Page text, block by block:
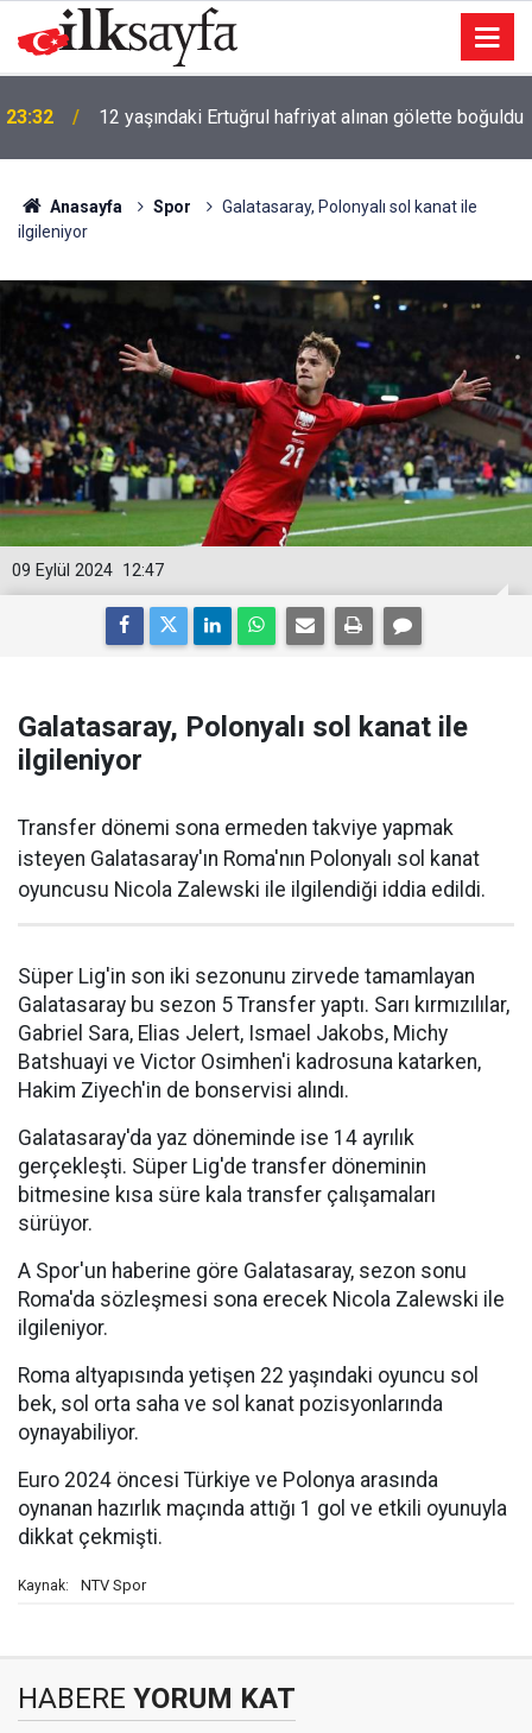
23:11 Uludağ'da çıkan orman yangınına müdahale sürüyor
Anasayfa Spor
Galatasaray, Polonyalı sol kanat ile
ilgileniyor
12:47
09 Eylül 2024
Galatasaray, Polonyalı sol kanat ile
ilgileniyor
Transfer dönemi sona ermeden takviye yapmak
isteyen Galatasaray'ın Roma'nın Polonyalı sol kanat
oyuncusu Nicola Zalewski ile ilgilendiği iddia edildi.
Süper Lig'in son iki sezonunu zirvede tamamlayan
Galatasaray bu sezon 5 Transfer yaptı. Sarı kırmızılılar,
Gabriel Sara, Elias Jelert, Ismael Jakobs, Michy
Batshuayi ve Victor Osimhen'i kadrosuna katarken,
Hakim Ziyech'in de bonservisi alındı.
Galatasaray'da yaz döneminde ise 14 ayrılık
gerçekleşti. Süper Lig'de transfer döneminin
bitmesine kısa süre kala transfer çalışamaları
sürüyor.
A Spor'un haberine göre Galatasaray, sezon sonu
Roma'da sözleşmesi sona erecek Nicola Zalewski ile
ilgileniyor.
Roma altyapısında yetişen 22 yaşındaki oyuncu sol
bek, sol orta saha ve sol kanat pozisyonlarında
oynayabiliyor.
Euro 2024 öncesi Türkiye ve Polonya arasında
oynanan hazırlık maçında attığı 1 gol ve etkili oyunuyla
dikkat çekmişti.
Kaynak: NTV Spor
HABERE YORUM KAT